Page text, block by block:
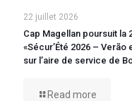
22 juillet 2026
Cap Magellan poursuit la
«Sécur’Été 2026 –
sur l’aire de service de
Read more